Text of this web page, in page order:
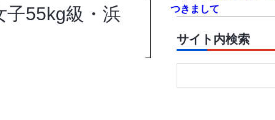
子55kg級・浜
つきまして
サイト内検索